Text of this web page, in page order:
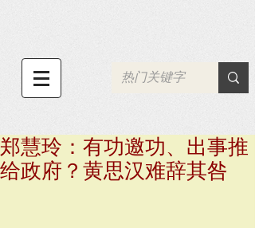
郑慧玲：有功邀功、出事推
给政府？黄思汉难辞其咎